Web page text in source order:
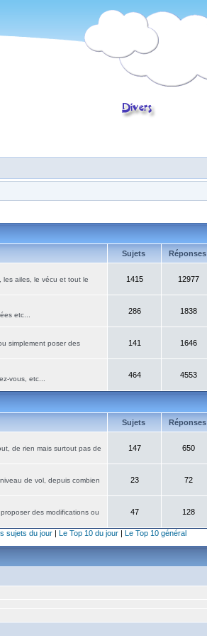
Sujets Réponses
les ailes, le vécu et tout le
1415 12977
etc... 286 1838
simplement poser des
141 1646
vous, etc... 464 4553
Sujets Réponses
de rien mais surtout pas de
147 650
de vol, depuis combien
23 72
des modifications ou
47 128
sujets du jour| Le Top 10 du jour| Le Top 10 général